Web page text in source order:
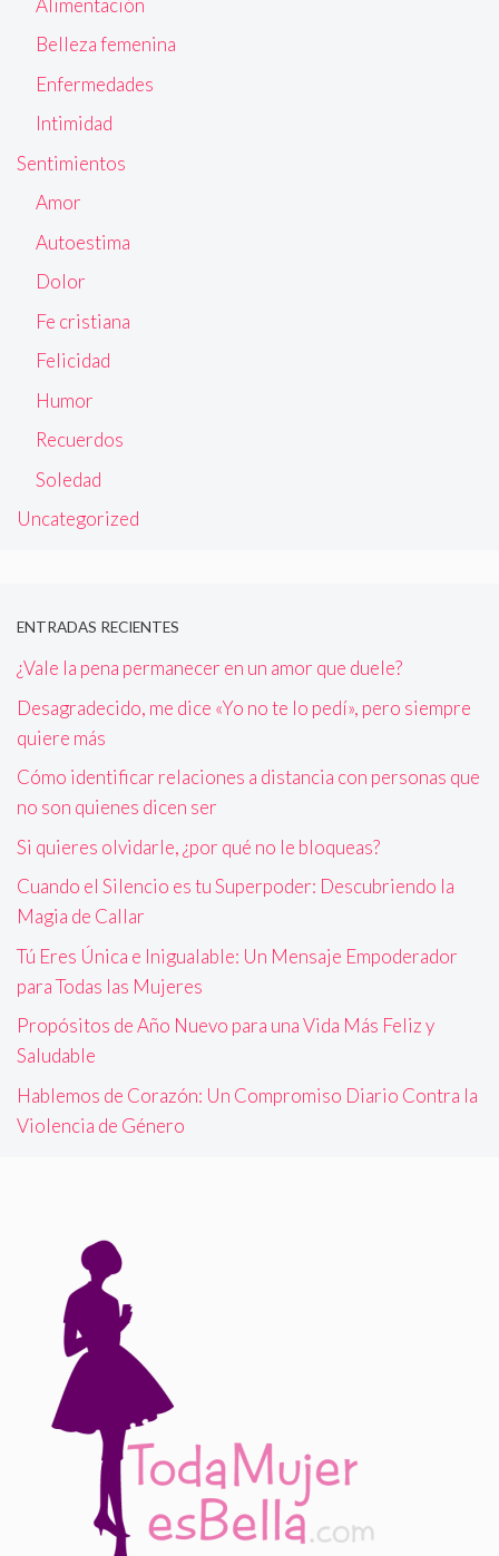
Alimentación
Belleza femenina
Enfermedades
Intimidad
Sentimientos
Amor
Autoestima
Dolor
Fe cristiana
Felicidad
Humor
Recuerdos
Soledad
Uncategorized
ENTRADAS RECIENTES
¿Vale la pena permanecer en un amor que duele?
Desagradecido, me dice «Yo no te lo pedí», pero siempre
quiere más
Cómo identificar relaciones a distancia con personas que
no son quienes dicen ser
Si quieres olvidarle, ¿por qué no le bloqueas?
Cuando el Silencio es tu Superpoder: Descubriendo la
Magia de Callar
Tú Eres Única e Inigualable: Un Mensaje Empoderador
para Todas las Mujeres
Propósitos de Año Nuevo para una Vida Más Feliz y
Saludable
Hablemos de Corazón: Un Compromiso Diario Contra la
Violencia de Género